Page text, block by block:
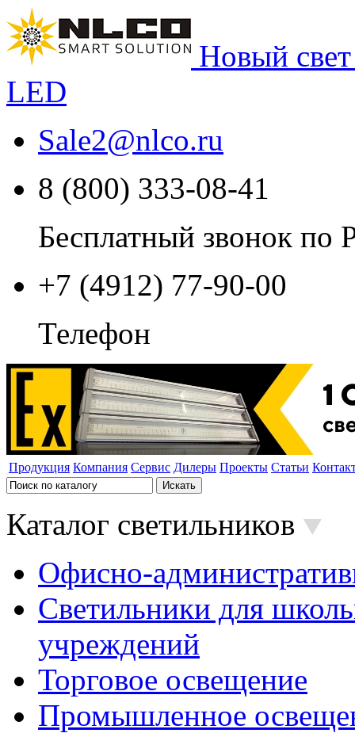
Новый
LED
Sale2@nlco.ru
8 (800) 333-08-41
Бесплатный звонок по
+7 (4912) 77-90-00
Телефон
Продукция Компания Сервис Дилеры Проекты Статьи
Каталог светильников
Офисно-
Светильники для
учреждений
Торговое освещение
Промышленное